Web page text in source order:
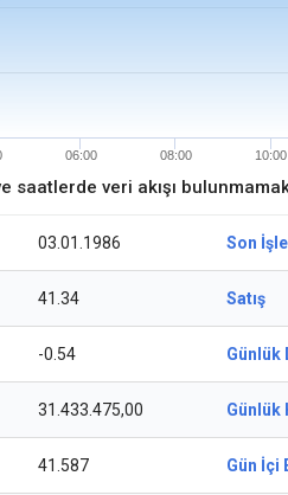
06:00 08:00 10:00
saatlerde veri akışı
03.01.1986 Son
41.34 Satış
-0.54 Günlük
31.433.475,00 Günlük
41.587 Gün İçi